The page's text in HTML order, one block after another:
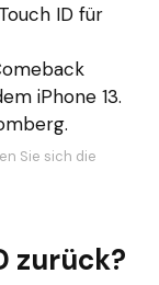
ID für
iPhone 13.
Sie sich die
zurück?